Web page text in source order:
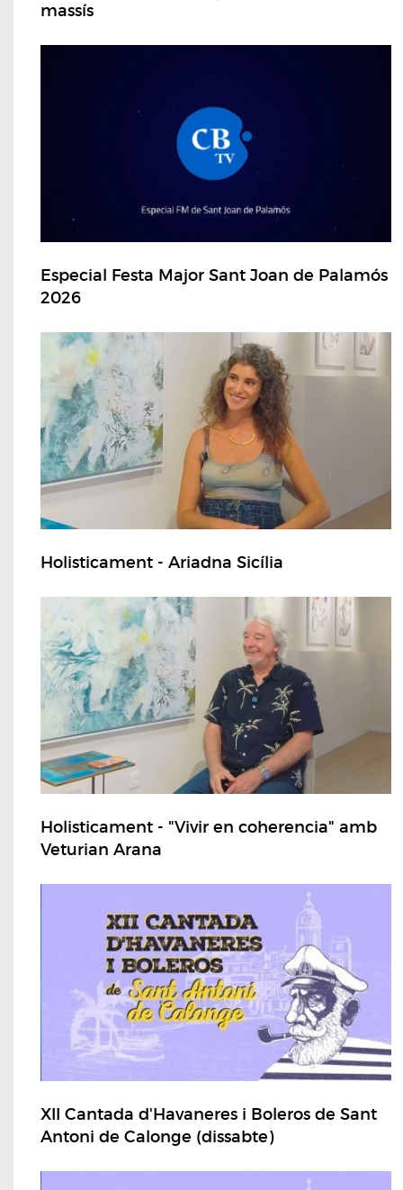
massís
Especial Festa Major Sant Joan de Palamós
2026
Holisticament - Ariadna Sicília
Holisticament - "Vivir en coherencia" amb
Veturian Arana
XII Cantada d'Havaneres i Boleros de Sant
Antoni de Calonge (dissabte)